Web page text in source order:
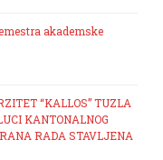
akademske
“KALLOS” TUZLA
KANTONALNOG
RADA STAVLJENA